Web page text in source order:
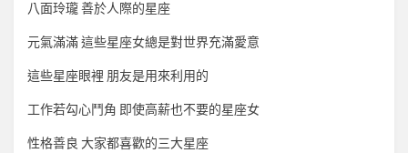
八面玲瓏 善於人際的星座
元氣滿滿 這些星座女總是對世界充滿愛意
這些星座眼裡 朋友是用來利用的
工作若勾心鬥角 即使高薪也不要的星座女
性格善良 大家都喜歡的三大星座